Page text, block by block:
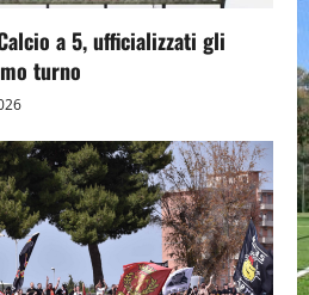
a 5, ufficializzati gli
turno